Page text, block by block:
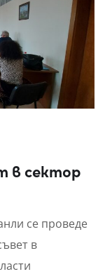
в сектор
се проведе
в